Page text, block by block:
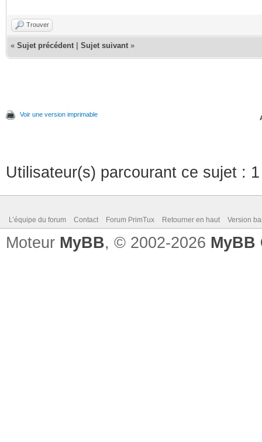
Trouver
« Sujet précédent Sujet suivant »
Voir une version imprimable
Utilisateur(s) parcourant ce sujet :
L’équipe du forum Contact Forum PrimTux Retourner en haut Version
Moteur MyBB, © 2002-2026 MyBB